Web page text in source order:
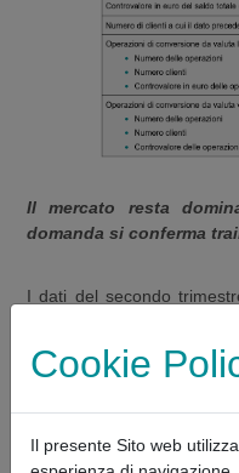
Il mercato resta
domanda si conferma
I dati del secondo
sostanzialmente in mano
dalla generazione X (età
In particolare, circa il
Cookie
Il presente Sito web